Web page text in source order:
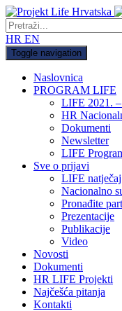
HR EN
Toggle navigation
Naslovnica
PROGRAM LIFE
LIFE 2021.
HR
Dokumenti
Newsletter
LIFE
Sve o prijavi
LIFE
Nacionalno
Pronađite
Prezentacije
Publikacije
Video
Novosti
Dokumenti
HR LIFE Projekti
Najčešća pitanja
Kontakti